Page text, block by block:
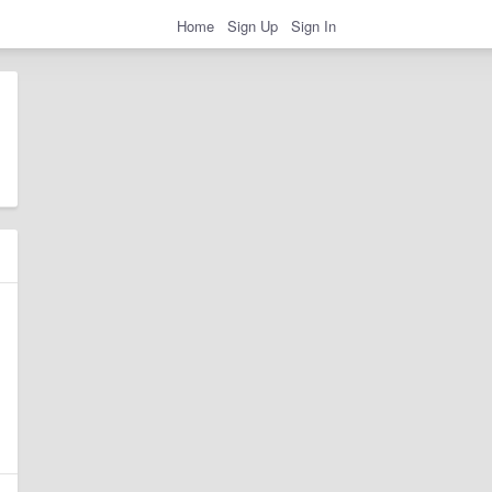
Home Sign Up Sign In